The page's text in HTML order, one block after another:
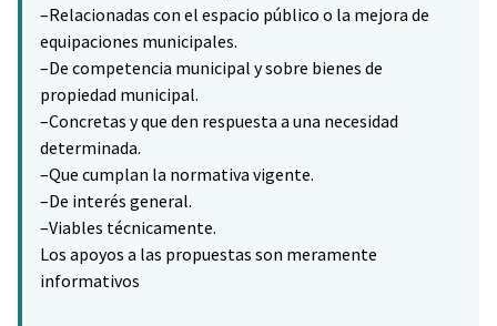
–Relacionadas con el espacio público o la mejora de
equipaciones municipales.
–De competencia municipal y sobre bienes de
propiedad municipal.
–Concretas y que den respuesta a una necesidad
determinada.
–Que cumplan la normativa vigente.
–De interés general.
–Viables técnicamente.
Los apoyos a las propuestas son meramente
informativos